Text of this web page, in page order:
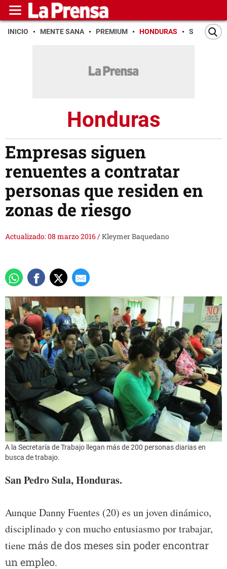
INICIO MENTE SANA PREMIUM HONDURAS SAN PEDRO
Honduras
Empresas siguen
renuentes a contratar
personas que residen en
zonas de riesgo
Actualizado: 08 marzo 2016/Kleymer Baquedano
A la Secretaría de Trabajo llegan más de 200 personas diarias en
busca de trabajo.
San Pedro Sula, Honduras.
Aunque Danny Fuentes (20) es un joven dinámico,
disciplinado y con mucho entusiasmo por trabajar,
tienemás de dos meses sin poder encontrar
un empleo.